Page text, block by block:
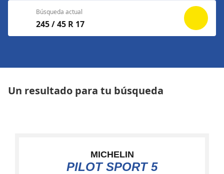
Búsqueda actual
245 / 45 R 17
Un resultado para tu búsqueda
MICHELIN
PILOT SPORT 5